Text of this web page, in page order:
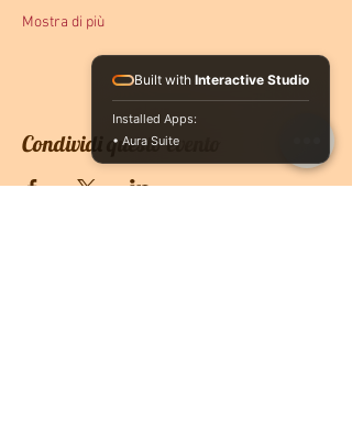
Mostra di più
Condividi questo evento
Built with Interactive Studio
Installed Apps:
• Aura Suite